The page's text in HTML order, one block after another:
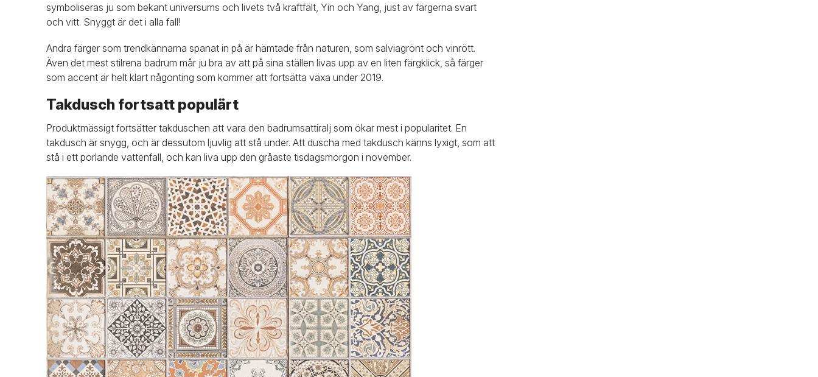
symboliseras ju som bekant universums och livets två kraftfält, Yin och Yang, just av färgerna svart
och vitt. Snyggt är det i alla fall!
Andra färger som trendkännarna spanat in på är hämtade från naturen, som salviagrönt och vinrött.
Även det mest stilrena badrum mår ju bra av att på sina ställen livas upp av en liten färgklick, så färger
som accent är helt klart någonting som kommer att fortsätta växa under 2019.
Takdusch fortsatt populärt
Produktmässigt fortsätter takduschen att vara den badrumsattiralj som ökar mest i popularitet. En
takdusch är snygg, och är dessutom ljuvlig att stå under. Att duscha med takdusch känns lyxigt, som att
stå i ett porlande vattenfall, och kan liva upp den gråaste tisdagsmorgon i november.